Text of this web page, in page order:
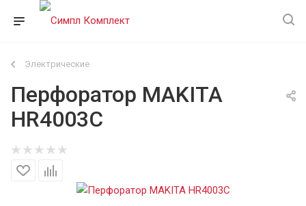
Электрические
Перфоратор MAKITA
HR4003C